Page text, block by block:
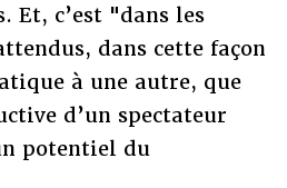
Et, c’est "dans les
dans cette façon
à une autre, que
d’un spectateur
potentiel du